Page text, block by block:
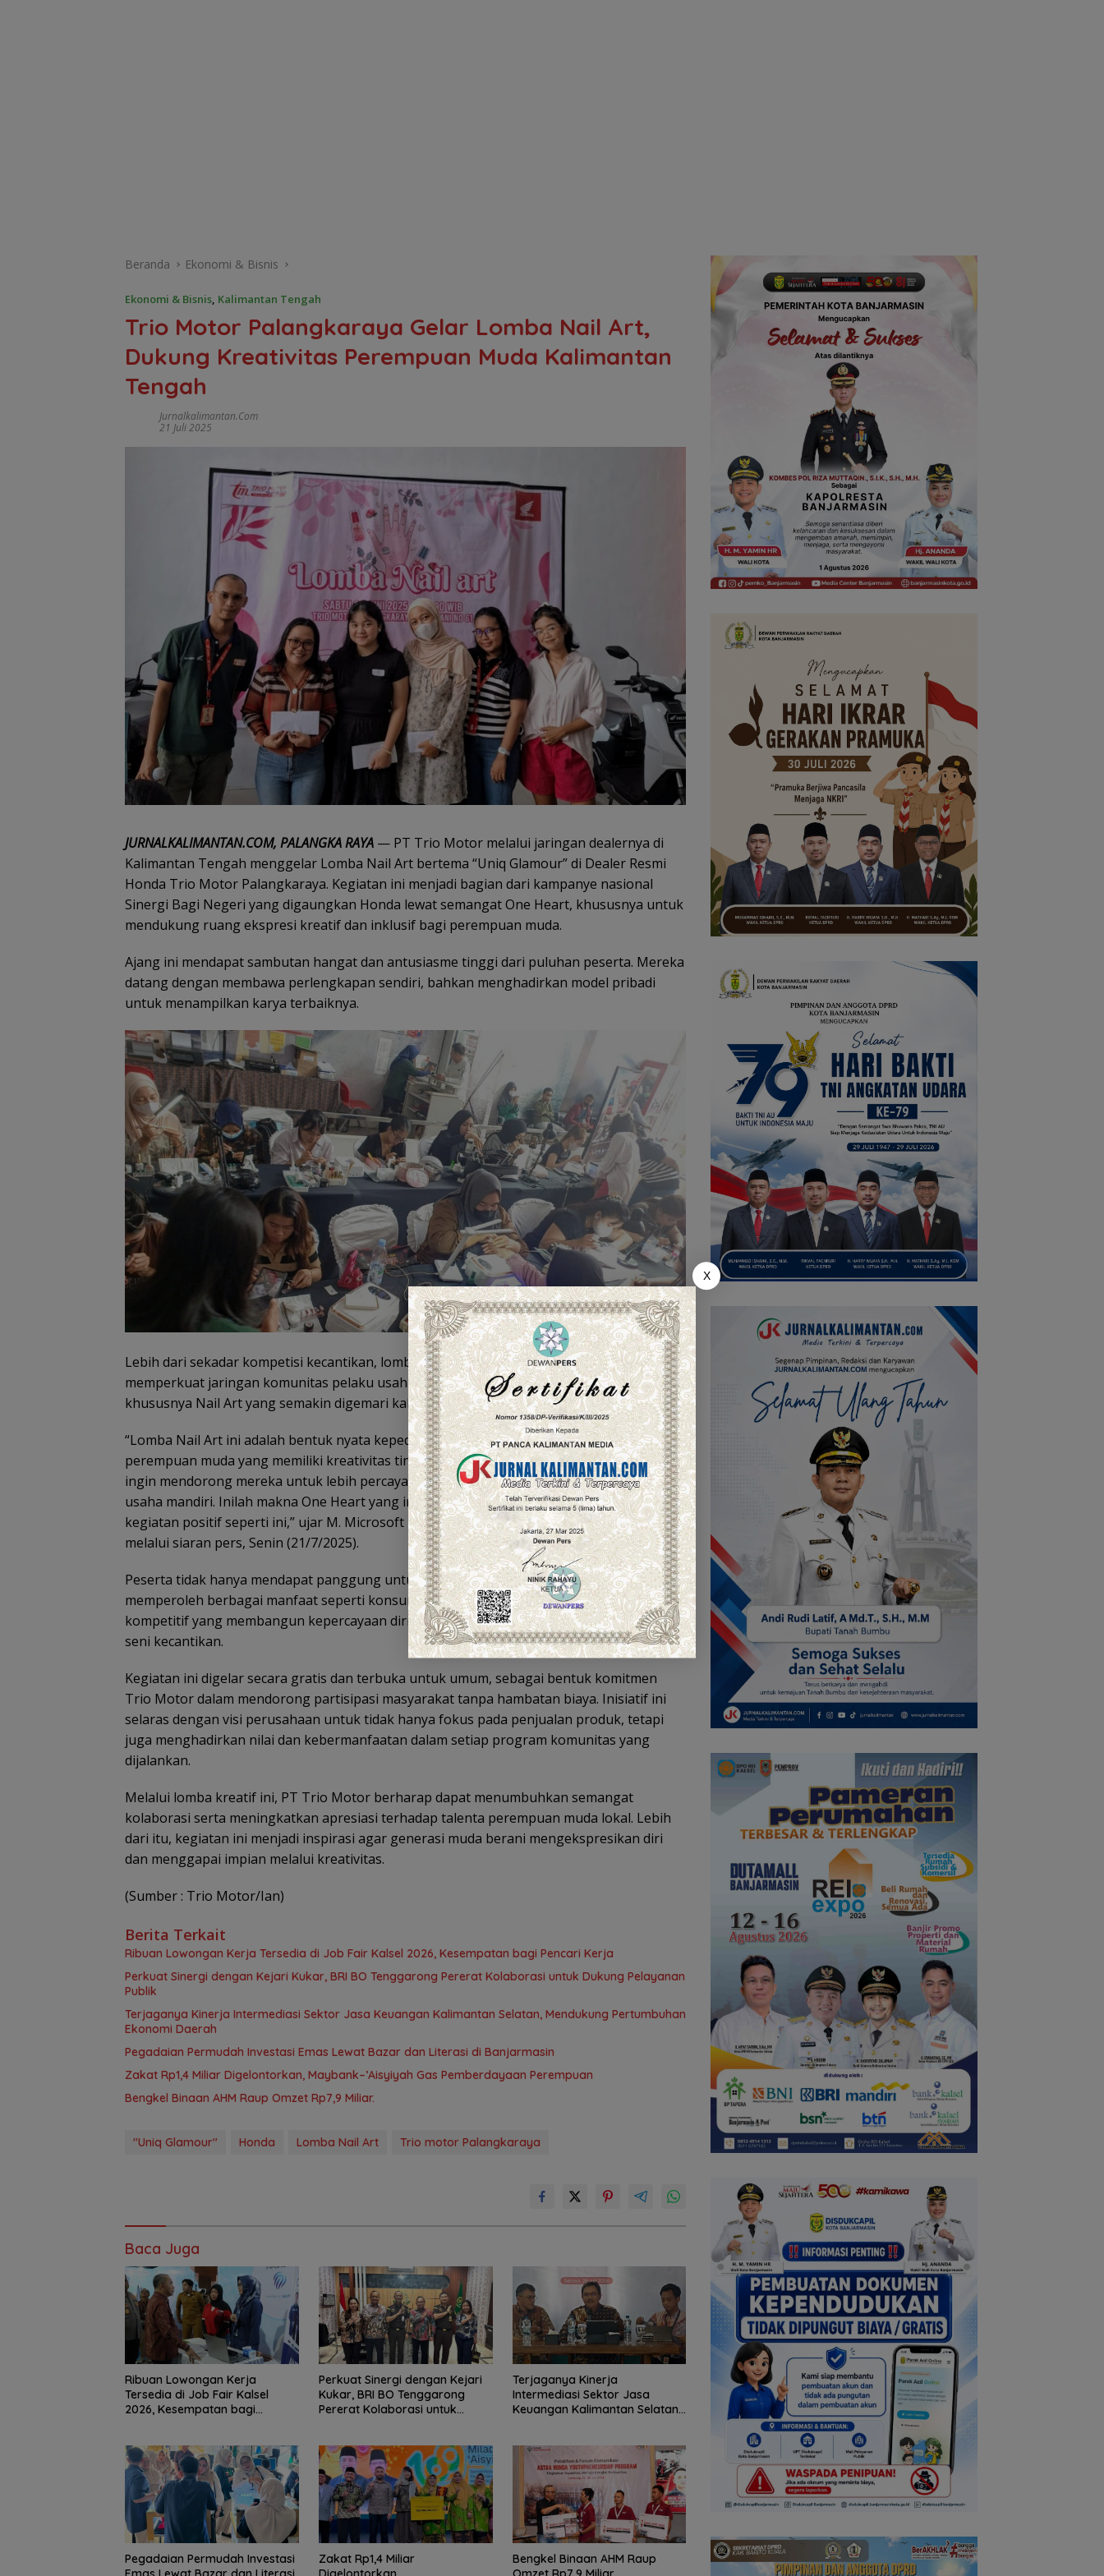
Beranda Ekonomi & Bisnis
Ekonomi & Bisnis, Kalimantan Tengah
Trio Motor Palangkaraya Gelar Lomba Nail Art,
Dukung Kreativitas Perempuan Muda Kalimantan
Tengah
Jurnalkalimantan.com
21 Juli 2025
JURNALKALIMANTAN.COM, PALANGKA RAYA — PT Trio Motor melalui jaringan dealernya di
Kalimantan Tengah menggelar Lomba Nail Art bertema “Uniq Glamour” di Dealer Resmi
Honda Trio Motor Palangkaraya. Kegiatan ini menjadi bagian dari kampanye nasional
Sinergi Bagi Negeri yang digaungkan Honda lewat semangat One Heart, khususnya untuk
mendukung ruang ekspresi kreatif dan inklusif bagi perempuan muda.
Ajang ini mendapat sambutan hangat dan antusiasme tinggi dari puluhan peserta. Mereka
datang dengan membawa perlengkapan sendiri, bahkan menghadirkan model pribadi
untuk menampilkan karya terbaiknya.
Lebih dari sekadar kompetisi kecantikan, lomba ini menjadi wadah kolaborasi,
memperkuat jaringan komunitas pelaku usaha kecil di bidang jasa dan seni kecantikan,
khususnya Nail Art yang semakin digemari kalangan muda.
“Lomba Nail Art ini adalah bentuk nyata kepedulian kami terhadap talenta lokal, terutama
perempuan muda yang memiliki kreativitas tinggi di bidang seni dan kecantikan. Kami
ingin mendorong mereka untuk lebih percaya diri dalam berkarya dan membuka peluang
usaha mandiri. Inilah makna One Heart yang ingin kami wujudkan melalui kegiatan-
kegiatan positif seperti ini,” ujar M. Microsoft Nur Addinsha, Supervisor Area Kalteng 1,
melalui siaran pers, Senin (21/7/2025).
Peserta tidak hanya mendapat panggung untuk menunjukkan kreativitas, tetapi juga
memperoleh berbagai manfaat seperti konsumsi gratis, sertifikat, hingga pengalaman
kompetitif yang membangun kepercayaan diri serta memperluas jaringan antar pelaku
seni kecantikan.
Kegiatan ini digelar secara gratis dan terbuka untuk umum, sebagai bentuk komitmen
Trio Motor dalam mendorong partisipasi masyarakat tanpa hambatan biaya. Inisiatif ini
selaras dengan visi perusahaan untuk tidak hanya fokus pada penjualan produk, tetapi
juga menghadirkan nilai dan kebermanfaatan dalam setiap program komunitas yang
dijalankan.
Melalui lomba kreatif ini, PT Trio Motor berharap dapat menumbuhkan semangat
kolaborasi serta meningkatkan apresiasi terhadap talenta perempuan muda lokal. Lebih
dari itu, kegiatan ini menjadi inspirasi agar generasi muda berani mengekspresikan diri
dan menggapai impian melalui kreativitas.
(Sumber : Trio Motor/Ian)
Berita Terkait
Ribuan Lowongan Kerja Tersedia di Job Fair Kalsel 2026, Kesempatan bagi Pencari Kerja
Perkuat Sinergi dengan Kejari Kukar, BRI BO Tenggarong Pererat Kolaborasi untuk Dukung Pelayanan
Publik
Terjaganya Kinerja Intermediasi Sektor Jasa Keuangan Kalimantan Selatan, Mendukung Pertumbuhan
Ekonomi Daerah
Pegadaian Permudah Investasi Emas Lewat Bazar dan Literasi di Banjarmasin
Zakat Rp1,4 Miliar Digelontorkan, Maybank–’Aisyiyah Gas Pemberdayaan Perempuan
Bengkel Binaan AHM Raup Omzet Rp7,9 Miliar.
"Uniq Glamour" Honda Lomba Nail Art Trio motor Palangkaraya
Baca Juga
Ribuan Lowongan Kerja
Tersedia di Job Fair Kalsel
2026, Kesempatan bagi
Perkuat Sinergi dengan Kejari
Kukar, BRI BO Tenggarong
Pererat Kolaborasi untuk
Terjaganya Kinerja
Intermediasi Sektor Jasa
Keuangan Kalimantan Selatan,
Pegadaian Permudah Investasi
Zakat Rp1,4 Miliar
Bengkel Binaan AHM Raup
X